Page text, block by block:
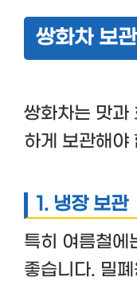
쌍화차 보
쌍화차는 맛과
하게 보관해야
1. 냉장 보관
특히 여름철에
좋습니다. 밀